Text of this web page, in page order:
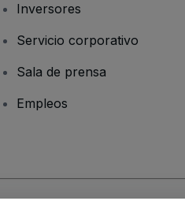
Inversores
Servicio corporativo
Sala de prensa
Empleos